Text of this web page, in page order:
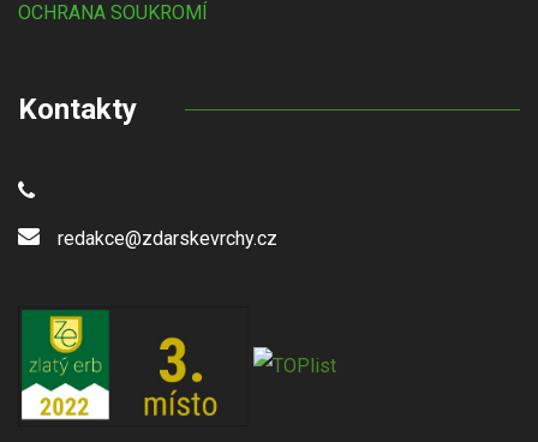
OCHRANA SOUKROMÍ
Kontakty
redakce@zdarskevrchy.cz